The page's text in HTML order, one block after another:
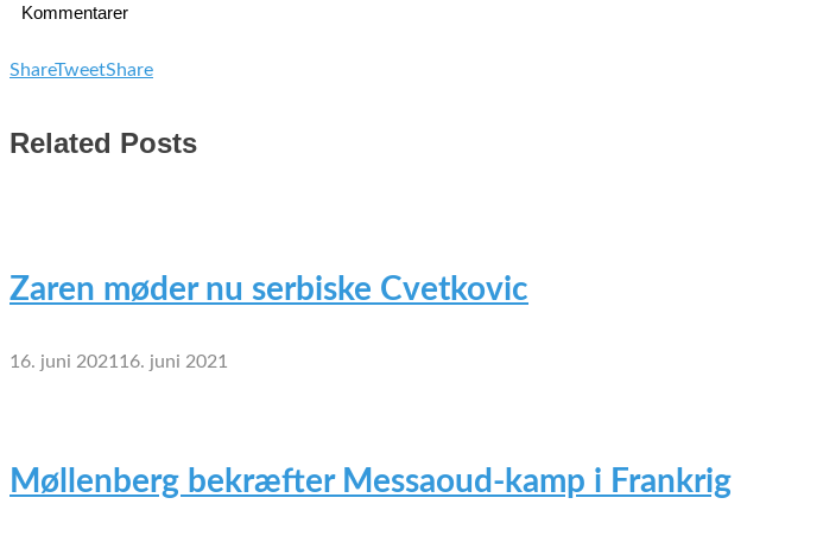
Kommentarer
ShareTweetShare
Related Posts
Zaren møder nu serbiske Cvetkovic
16. juni 2021 16. juni 2021
Møllenberg bekræfter Messaoud-kamp i Frankrig